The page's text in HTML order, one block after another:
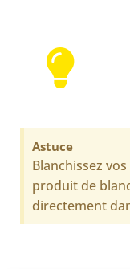
Astuce
Blanchissez
produit de
directement